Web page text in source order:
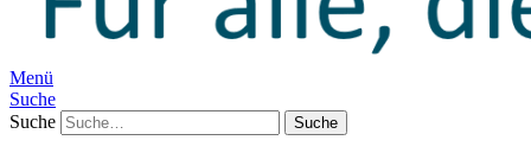
Menü
Suche
Suche